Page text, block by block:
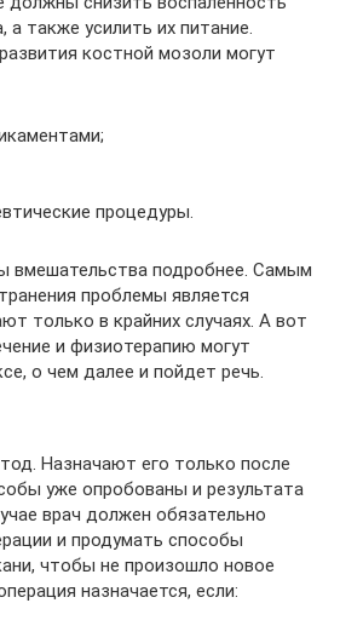
также усилить их питание.
костной мозоли могут
процедуры.
вмешательства подробнее. Самым
проблемы является
только в крайних случаях. А вот
и физиотерапию могут
о чем далее и пойдет речь.
Назначают его только после
уже опробованы и результата
врач должен обязательно
и продумать способы
чтобы не произошло новое
назначается, если: